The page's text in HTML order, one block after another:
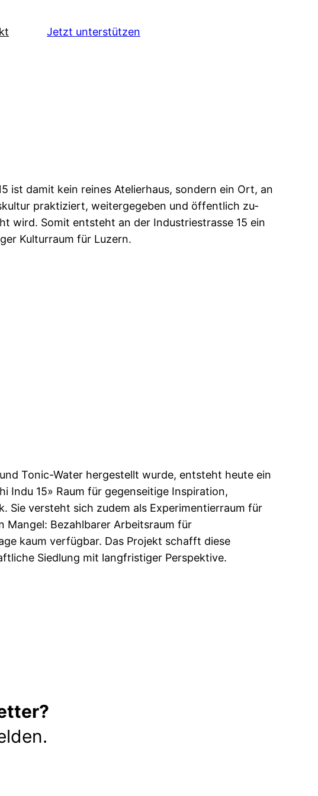
Jetzt unterstützen
ist damit kein reines Atelier­haus, sondern ein Ort, an
praktiziert, weiter­gegeben und öffentlich zu­
wird. Somit entsteht an der Industrie­strasse 15 ein
Kultur­raum für Luzern.
Tonic-Water hergestellt wurde, entsteht heute ein
Indu 15» Raum für gegenseitige Inspiration,
Sie versteht sich zudem als Experimentierraum für
Mangel: Bezahlbarer Arbeitsraum für
kaum verfügbar. Das Projekt schafft diese
Siedlung mit langfristiger Perspektive.